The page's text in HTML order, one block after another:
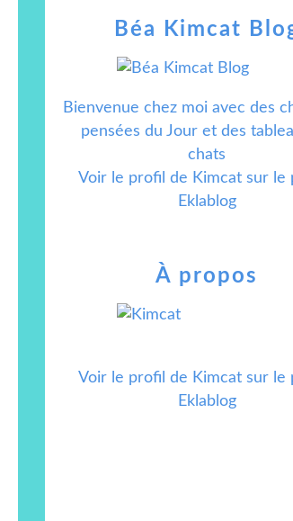
Béa Kimcat
Bienvenue chez moi avec des
pensées du Jour et des
chats
Voir le profil de Kimcat sur le
Eklablog
À propos
Voir le profil de Kimcat sur le
Eklablog